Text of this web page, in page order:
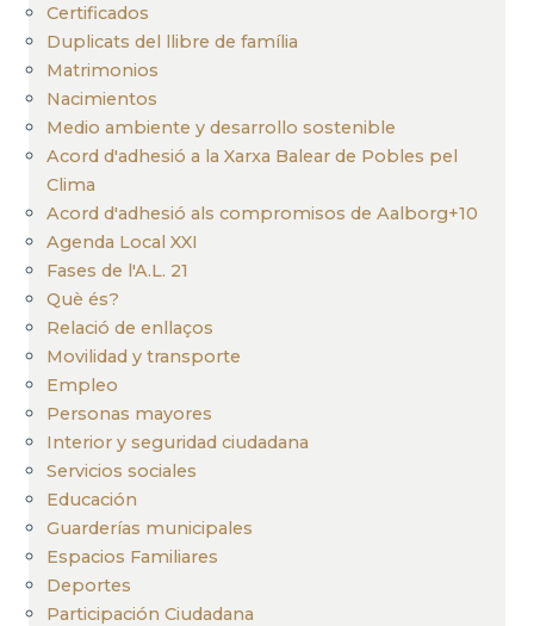
Certificados
Duplicats del llibre de família
Matrimonios
Nacimientos
Medio ambiente y desarrollo sostenible
Acord d'adhesió a la Xarxa Balear de Pobles pel
Clima
Acord d'adhesió als compromisos de Aalborg+10
Agenda Local XXI
Fases de l'A.L. 21
Què és?
Relació de enllaços
Movilidad y transporte
Empleo
Personas mayores
Interior y seguridad ciudadana
Servicios sociales
Educación
Guarderías municipales
Espacios Familiares
Deportes
Participación Ciudadana